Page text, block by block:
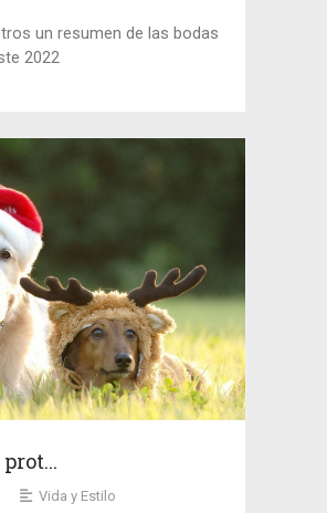
un resumen de las bodas
2022
Vida y Estilo